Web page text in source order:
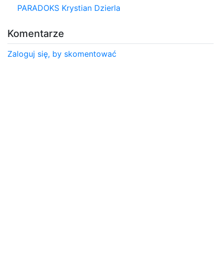
PARADOKS Krystian Dzierla
Komentarze
Zaloguj się, by skomentować